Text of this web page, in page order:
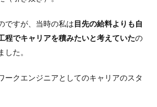
ですが、当時の私は目先の給料よりも自
程でキャリアを積みたいと考えていたの
た。
ークエンジニアとしてのキャリアのスタ